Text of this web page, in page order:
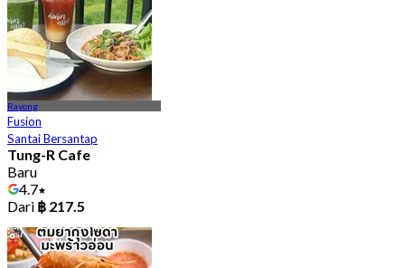
Rayong
Fusion
Santai Bersantap
Tung-R Cafe
Baru
4.7
Dari ฿ 217.5